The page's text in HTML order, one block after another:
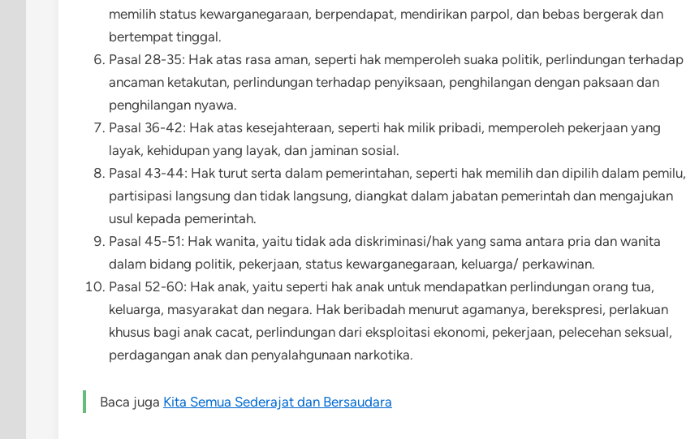
memilih status kewarganegaraan, berpendapat, mendirikan parpol, dan bebas bergerak dan
bertempat tinggal.
Pasal 28-35: Hak atas rasa aman, seperti hak memperoleh suaka politik, perlindungan terhadap
ancaman ketakutan, perlindungan terhadap penyiksaan, penghilangan dengan paksaan dan
penghilangan nyawa.
Pasal 36-42: Hak atas kesejahteraan, seperti hak milik pribadi, memperoleh pekerjaan yang
layak, kehidupan yang layak, dan jaminan sosial.
Pasal 43-44: Hak turut serta dalam pemerintahan, seperti hak memilih dan dipilih dalam pemilu,
partisipasi langsung dan tidak langsung, diangkat dalam jabatan pemerintah dan mengajukan
usul kepada pemerintah.
Pasal 45-51: Hak wanita, yaitu tidak ada diskriminasi/hak yang sama antara pria dan wanita
dalam bidang politik, pekerjaan, status kewarganegaraan, keluarga/ perkawinan.
Pasal 52-60: Hak anak, yaitu seperti hak anak untuk mendapatkan perlindungan orang tua,
keluarga, masyarakat dan negara. Hak beribadah menurut agamanya, berekspresi, perlakuan
khusus bagi anak cacat, perlindungan dari eksploitasi ekonomi, pekerjaan, pelecehan seksual,
perdagangan anak dan penyalahgunaan narkotika.
Baca juga Kita Semua Sederajat dan Bersaudara